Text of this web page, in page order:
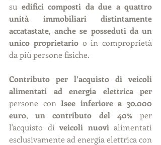
su edifici composti da due a quattro
unità immobiliari distintamente
accatastate, anche se posseduti da un
unico proprietario o in comproprietà
da più persone fisiche.
Contributo per l’acquisto di veicoli
alimentati ad energia elettrica per
persone con Isee inferiore a 30.000
euro, un contributo del 40% per
l'acquisto di veicoli nuovi alimentati
esclusivamente ad energia elettrica con